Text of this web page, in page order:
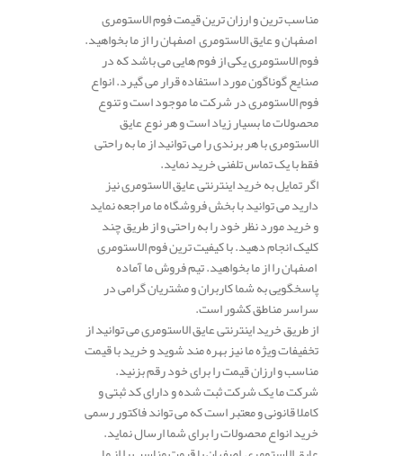
مناسب ترین و ارزان ترین قیمت فوم الاستومری
اصفهان و عایق الاستومری اصفهان را از ما بخواهید.
فوم الاستومری یکی از فوم هایی می باشد که در
صنایع گوناگون مورد استفاده قرار می گیرد. انواع
فوم الاستومری در شرکت ما موجود است و تنوع
محصولات ما بسیار زیاد است و هر نوع عایق
الاستومری با هر برندی را می توانید از ما به راحتی
فقط با یک تماس تلفنی خرید نماید.
اگر تمایل به خرید اینترنتی عایق الاستومری نیز
دارید می توانید با بخش فروشگاه ما مراجعه نماید
و خرید مورد نظر خود را به راحتی و از طریق چند
کلیک انجام دهید. با کیفیت ترین فوم الاستومری
اصفهان را از ما بخواهید. تیم فروش ما آماده
پاسخگویی به شما کاربران و مشتریان گرامی در
سراسر مناطق کشور است.
از طریق خرید اینترنتی عایق الاستومری می توانید از
تخفیفات ویژه ما نیز بهره مند شوید و خرید با قیمت
مناسب و ارزان قیمت را برای خود رقم بزنید.
شرکت ما یک شرکت ثبت شده و دارای کد ثبتی و
کاملا قانونی و معتبر است که می تواند فاکتور رسمی
خرید انواع محصولات را برای شما ارسال نماید.